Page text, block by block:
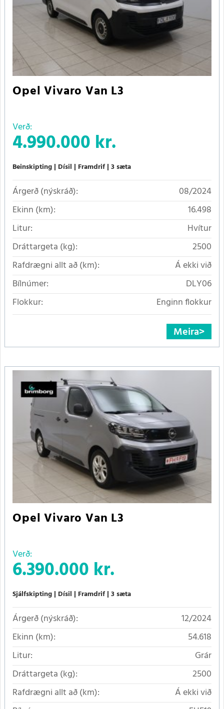
Opel Vivaro Van L3
Verð:
4.990.000 kr.
Beinskipting Dísil Framdrif 3 sæta
Árgerð (nýskráð):
08/2024
Ekinn (km):
16.498
Litur:
Hvítur
Dráttargeta (kg):
2500
Rafdrægni allt að (km):
Á ekki við
Bílnúmer:
DLY06
Flokkur:
Enginn flokkur
Meira
Opel Vivaro Van L3
Verð:
6.390.000 kr.
Sjálfskipting Dísil Framdrif 3 sæta
Árgerð (nýskráð):
12/2024
Ekinn (km):
54.618
Litur:
Grár
Dráttargeta (kg):
2500
Rafdrægni allt að (km):
Á ekki við